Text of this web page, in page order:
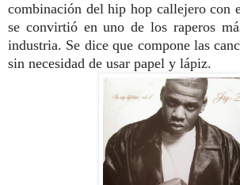
combinación del hip hop callejero con
se convirtió en uno de los raperos
industria. Se dice que compone las
sin necesidad de usar papel y lápiz.